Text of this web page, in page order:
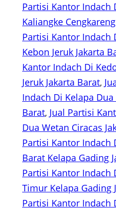
Partisi Kantor Indach
Kaliangke
Partisi Kantor Indach
Kebon Jeruk Jakarta
Kantor Indach Di
Jeruk Jakarta Barat,
Indach Di Kelapa Dua
Barat, Jual Partisi
Dua Wetan Ciracas
Partisi Kantor Indach
Barat Kelapa Gading
Partisi Kantor Indach
Timur Kelapa Gading
Partisi Kantor Indach